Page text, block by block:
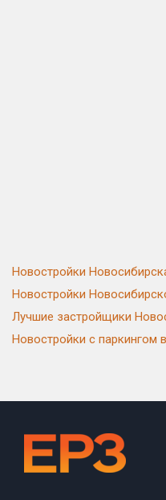
Новостройки
Новостройки
Лучшие застройщики
Новостройки с паркингом